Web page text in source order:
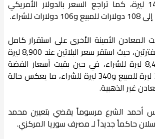
14,600 إلى 14,400 ليرة، كما تراجع السعر بالدولار الأمريكي
للشراء.
الثمينة الأخرى على استقرار كامل
دون أي تغيير بين الفترتين، حيث استقر سعر البلاتين عند 8,900 ليرة
سورية للمبيع و8,400 ليرة للشراء، في حين بقيت أسعار الفضة
الخام ثابتة عند 350 ليرة للمبيع و340 ليرة للشراء، ما يعكس حالة
غير الذهبية.
أحمد الشرع مرسوماً يقضي بتعيين محمد
حاكماً جديداً لـ مصرف سوريا المركزي.